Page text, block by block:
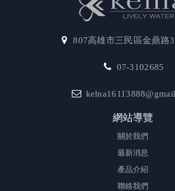
807高雄市三民區金鼎路
07-3102685
網站導覽
關於我們
最新消息
產品介紹
聯絡我們